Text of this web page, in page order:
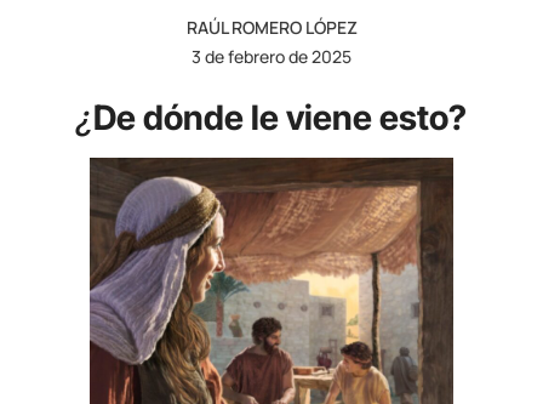
RAÚL ROMERO LÓPEZ
3 de febrero de 2025
¿De dónde le viene esto?